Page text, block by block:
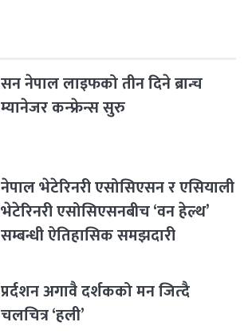
सन नेपाल लाइफको तीन दिने ब्रान्च
म्यानेजर कन्फ्रेन्स सुरु
नेपाल भेटेरिनरी एसोसिएसन र एसियाली
भेटेरिनरी एसोसिएसनबीच ‘वन हेल्थ’
सम्बन्धी ऐतिहासिक समझदारी
प्रर्दशन अगावै दर्शकको मन जित्दै
चलचित्र ‘हली’